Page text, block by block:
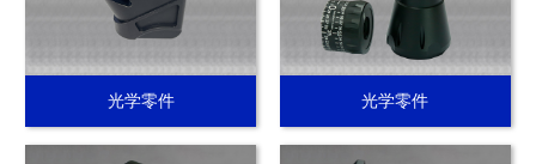
光学零件 光学零件